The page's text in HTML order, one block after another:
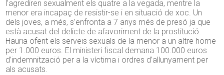
l’agrediren sexualment els quatre a la vegada, mentre la
menor era incapaç de resistir-se i en situació de xoc. Un
dels joves, a més, s’enfronta a 7 anys més de presó ja que
està acusat del delicte de afavoriment de la prostitució.
Hauria oferit els serveis sexuals de la menor a un altre home
per 1.000 euros. El ministeri fiscal demana 100.000 euros
d’indemnització per a la víctima i ordres d’allunyament per
als acusats.